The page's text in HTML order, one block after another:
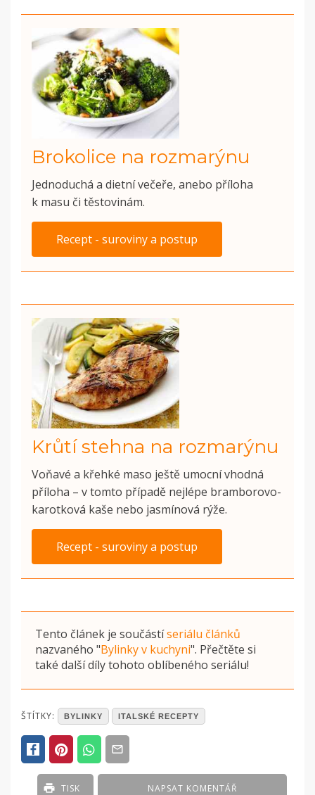
Brokolice na rozmarýnu
Jednoduchá a dietní večeře, anebo příloha
k masu či těstovinám.
Recept - suroviny a postup
Krůtí stehna na rozmarýnu
Voňavé a křehké maso ještě umocní vhodná
příloha – v tomto případě nejlépe bramborovo-
karotková kaše nebo jasmínová rýže.
Recept - suroviny a postup
Tento článek je součástíseriálu článků
nazvaného "Bylinky v kuchyni". Přečtěte si
také další díly tohoto oblíbeného seriálu!
POSTED
ČLÁNKY
ŠTÍTKY: BYLINKY ITALSKÉ RECEPTY
NAPSAT KOMENTÁŘ
TISK